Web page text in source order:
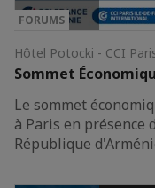
FORUMS
Hôtel Potocki - CCI
Sommet
Le sommet
à Paris en présence
République